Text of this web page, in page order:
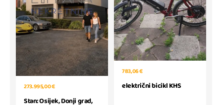
273.995,00 €
Stan: Osijek, Donji grad,
783,06 €
električni bicikl KHS